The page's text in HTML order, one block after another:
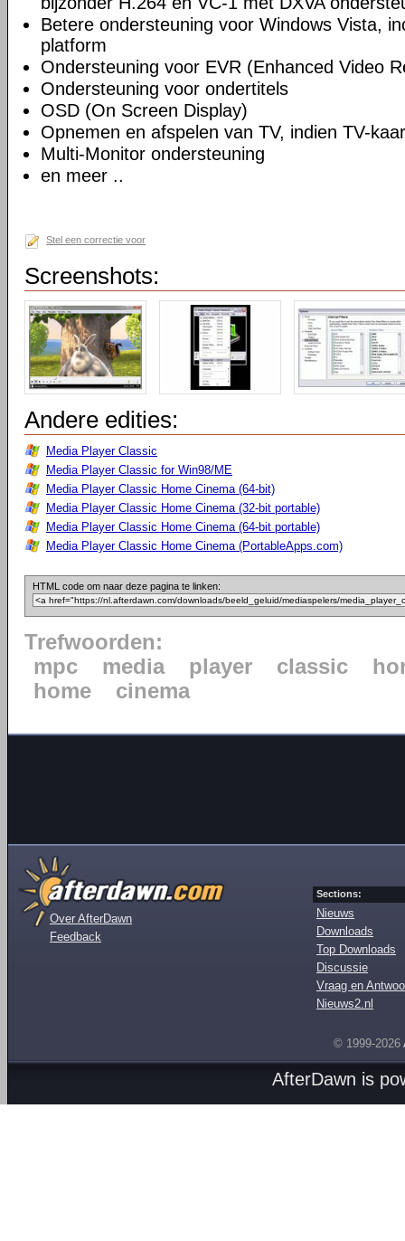
Betere ondersteuning voor Windows Vista,
platform
Ondersteuning voor EVR (Enhanced Video
Ondersteuning voor ondertitels
OSD (On Screen Display)
Opnemen en afspelen van TV, indien TV-
Multi-Monitor ondersteuning
en meer ..
Stel een correctie voor
Screenshots:
Andere edities:
Media Player Classic
Media Player Classic for Win98/ME
Media Player Classic Home Cinema (64-bit)
Media Player Classic Home Cinema (32-bit portable)
Media Player Classic Home Cinema (64-bit portable)
Media Player Classic Home Cinema (PortableApps.com)
HTML code om naar deze pagina te linken:
Trefwoorden:
mpc
media player classic
home
cinema
Over AfterDawn
Feedback
Sections:
Nieuws
Downloads
Top Downloads
Discussie
Vraag en
Nieuws2.nl
© 1999-2026
AfterDawn is